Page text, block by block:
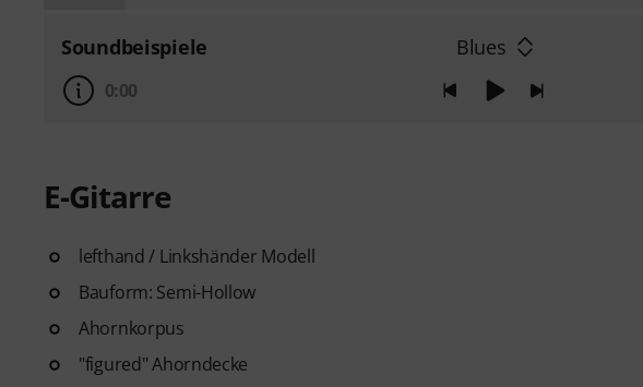
Soundbeispiele Blues
0:00
E-Gitarre
lefthand / Linkshänder Modell
Bauform: Semi-Hollow
Ahornkorpus
"figured" Ahorndecke